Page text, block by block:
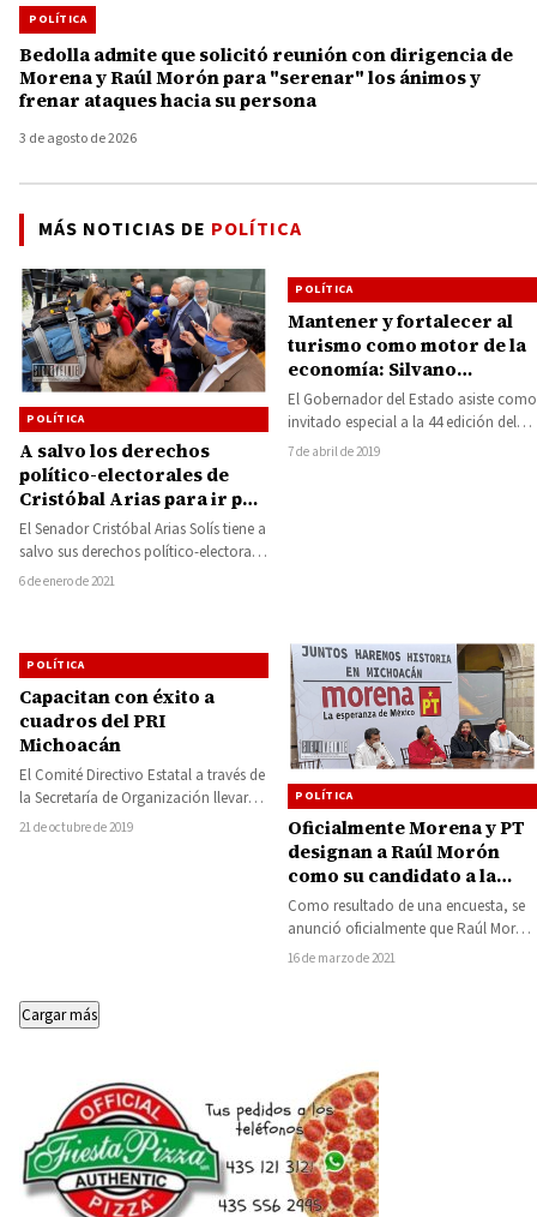
POLÍTICA
Bedolla admite que solicitó reunión con dirigencia de
Morena y Raúl Morón para "serenar" los ánimos y
frenar ataques hacia su persona
3 de agosto de 2026
MÁS NOTICIAS DE POLÍTICA
POLÍTICA
A salvo los derechos
político-electorales de
Cristóbal Arias para ir por
la gubernatura
El Senador Cristóbal Arias Solís tiene a
salvo sus derechos político-electorales
para contender por la candidatura de
6 de enero de 2021
POLÍTICA
Mantener y fortalecer al
turismo como motor de la
economía: Silvano
Aureoles
El Gobernador del Estado asiste como
invitado especial a la 44 edición del
Tianguis Turístico de México 2019,…
7 de abril de 2019
POLÍTICA
Capacitan con éxito a
cuadros del PRI
Michoacán
El Comité Directivo Estatal a través de
la Secretaría de Organización llevaron
a cabo la primer Jornada de…
21 de octubre de 2019
POLÍTICA
Oficialmente Morena y PT
designan a Raúl Morón
como su candidato a la
gubernatura de
Michoacán
Como resultado de una encuesta, se
anunció oficialmente que Raúl Morón
Orozco, será el candidato de Morena
16 de marzo de 2021
Cargar más